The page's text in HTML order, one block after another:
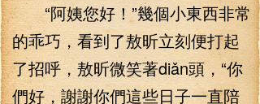
“阿姨您好！”幾個小東西非常
的乖巧，看到了敖昕立刻便打起
了招呼，敖昕微笑著diǎn頭，“你
們好，謝謝你們這些日子一直陪